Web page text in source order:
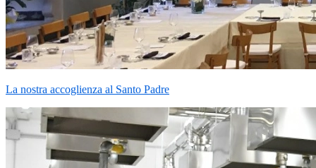
La nostra accoglienza al Santo Padre